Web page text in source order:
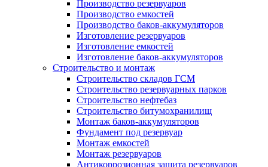
Производство резервуаров
Производство емкостей
Производство баков-аккумуляторов
Изготовление резервуаров
Изготовление емкостей
Изготовление баков-аккумуляторов
Строительство и монтаж
Строительство складов ГСМ
Строительство резервуарных парков
Строительство нефтебаз
Строительство битумохранилищ
Монтаж баков-аккумуляторов
Фундамент под резервуар
Монтаж емкостей
Монтаж резервуаров
Антикоррозионная защита резервуаров